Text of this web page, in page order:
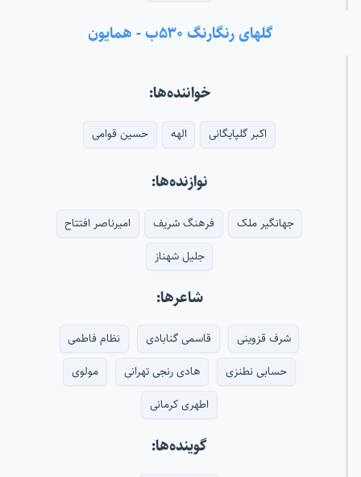
گلهای رنگارنگ ۵۳۰ب - همایون
خواننده‌ها:
اکبر گلپایگانی الهه حسین قوامی
نوازنده‌ها:
جهانگیر ملک فرهنگ شریف
امیرناصر افتتاح
جلیل شهناز
شاعرها:
شرف قزوینی قاسمی گنابادی
نظام فاطمی
حسابی نطنزی
هادی رنجی تهرانی
مولوی
اطهری کرمانی
گوینده‌ها: